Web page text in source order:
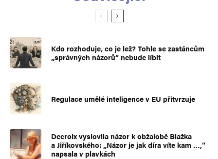
Kdo rozhoduje, co je lež? Tohle se zastáncům
„správných názorů“ nebude líbit
Regulace umělé inteligence v EU přitvrzuje
Decroix vyslovila názor k obžalobě Blažka
a Jiříkovského: „Názor je jak díra víte kam …,“
napsala v plavkách